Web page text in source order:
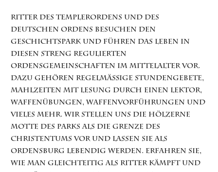
Ritter des Templerordens und des
Deutschen Ordens besuchen den
Geschichtspark und führen das Leben in
diesen streng regulierten
Ordensgemeinschaften im Mittelalter vor.
Dazu gehören regelmäßige Stundengebete,
Mahlzeiten mit Lesung durch einen Lektor,
Waffenübungen, Waffenvorführungen und
vieles mehr. Wir stellen uns die hölzerne
Motte des Parks als die Grenze des
Christentums vor und lassen sie als
Ordensburg lebendig werden. Erfahren Sie,
wie man gleichteitig als Ritter kämpft und